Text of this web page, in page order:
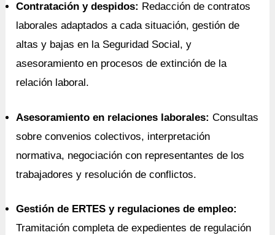
Contratación y despidos: Redacción de contratos
laborales adaptados a cada situación, gestión de
altas y bajas en la Seguridad Social, y
asesoramiento en procesos de extinción de la
relación laboral.
Asesoramiento en relaciones laborales: Consultas
sobre convenios colectivos, interpretación
normativa, negociación con representantes de los
trabajadores y resolución de conflictos.
Gestión de ERTES y regulaciones de empleo:
Tramitación completa de expedientes de regulación